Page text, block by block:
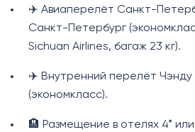
✈️ Авиаперелёт Санкт-
Санкт-Петербург
Sichuan Airlines, багаж 23 кг).
✈️ Внутренний перелёт Чэнду
(экономкласс).
🏨 Размещение в отелях 4*